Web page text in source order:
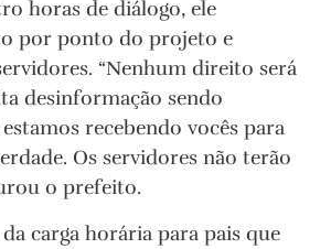
horas de diálogo, ele
por ponto do projeto e
“Nenhum direito será
desinformação sendo
recebendo vocês para
Os servidores não terão
o prefeito.
carga horária para pais que